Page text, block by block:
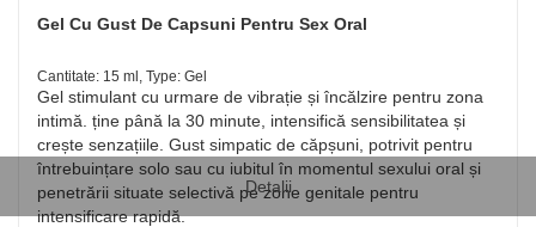
Detalii
Gel Cu Gust De Capsuni Pentru Sex Oral
Cantitate: 15 ml, Type: Gel
Gel stimulant cu urmare de vibrație și încălzire pentru zona
intimă. ține până la 30 minute, intensifică sensibilitatea și
crește senzațiile. Gust simpatic de căpșuni, potrivit pentru
întrebuințare solo sau cu iubitul în momentul sexului oral și
penetrării situate selectivă pe zone genitale pentru
intensificare rapidă.